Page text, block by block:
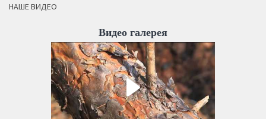
НАШЕ ВИДЕО
Видео галерея